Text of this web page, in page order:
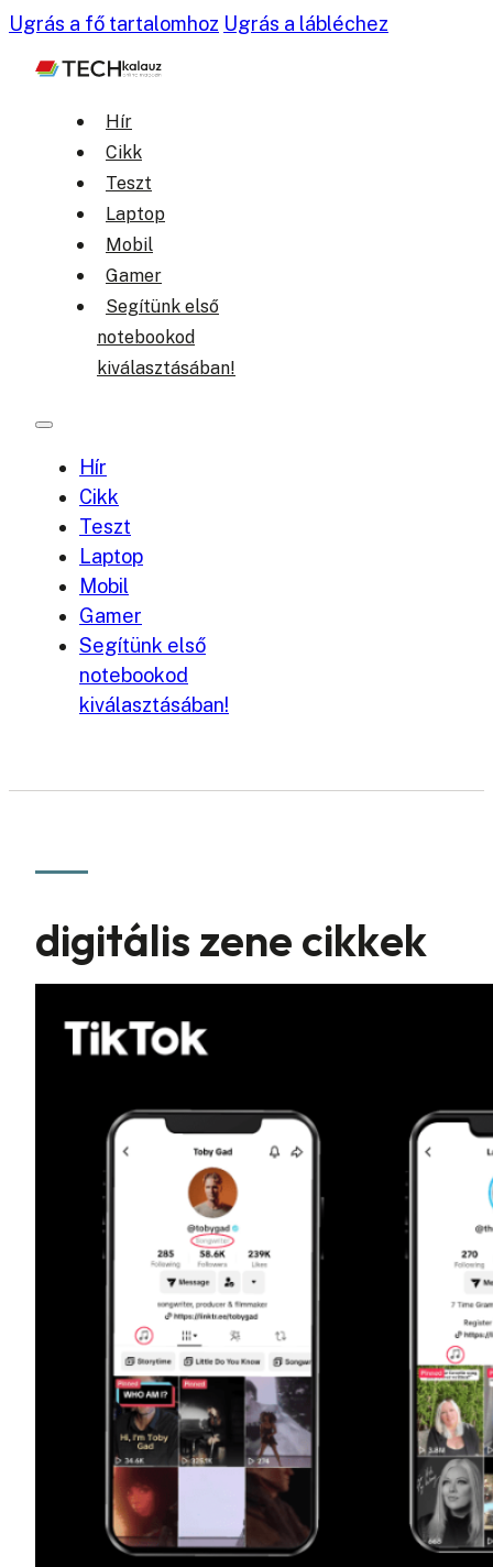
Ugrás a fő tartalomhoz Ugrás a lábléchez
Hír
Cikk
Teszt
Laptop
Mobil
Gamer
Segítünk első
notebookod
kiválasztásában!
Hír
Cikk
Teszt
Laptop
Mobil
Gamer
Segítünk első
notebookod
kiválasztásában!
digitális zene cikkek